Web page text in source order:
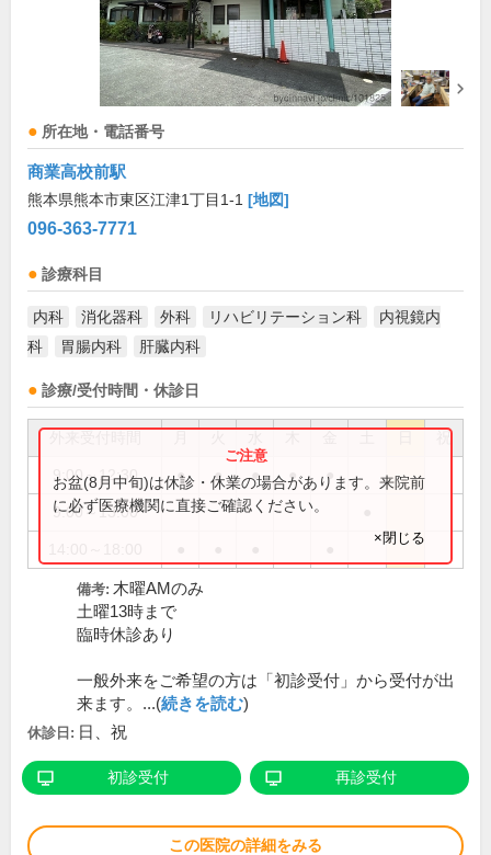
所在地・電話番号
商業高校前駅
熊本県熊本市東区江津1丁目1-1 [地図]
096-363-7771
診療科目
内科 消化器科 外科 リハビリテーション科
内視鏡内
科
胃腸内科 肝臓内科
診療/受付時間・休診日
祝
9:00～12:30 ● ● ● ● ●
9:00～13:00
お盆(8月中旬)は休診・休業の場合があります。来院前
に必ず医療機関に直接ご確認ください。
×閉じる
備考: 木曜AMのみ
土曜13時まで
臨時休診あり
一般外来をご希望の方は「初診受付」から受付が出
来ます。...(続きを読む)
休診日: 日、祝
初診受付 再診受付
この医院の詳細をみる